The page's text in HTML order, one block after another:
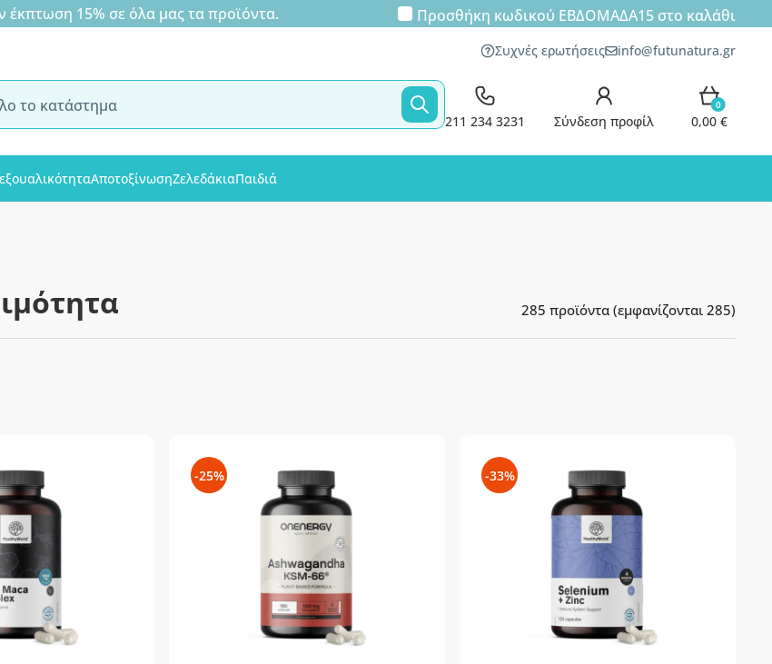
15% σε όλα μας τα προϊόντα. Προσθήκη κωδικού ΕΒΔΟΜΑΔΑ15στο καλάθι
Συχνές ερωτήσεις info@futunatura.gr
211 234 3231 Σύνδεση προφίλ
0
0,00 €
ΑποτοξίνωσηΖελεδάκιαΠαιδιά
285 προϊόντα (εμφανίζονται 285)
-25% -33%